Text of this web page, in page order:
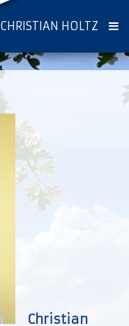
CHRISTIAN HOLTZ
Christian